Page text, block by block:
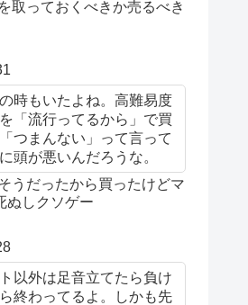
取っておくべきか売るべき
時もいたよね。高難易度
「流行ってるから」で買
つまんない」って言って
頭が悪いんだろうな。
うだったから買ったけどマ
ぬしクソゲー
以外は足音立てたら負け
終わってるよ。しかも先